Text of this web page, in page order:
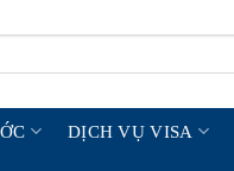
DỊCH VỤ VISA